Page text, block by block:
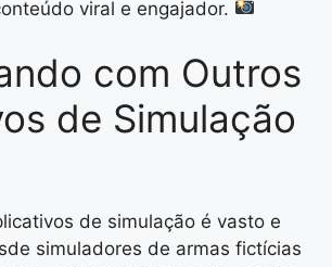
viral e engajador.
com Outros
de Simulação
de simulação é vasto e
simuladores de armas fictícias